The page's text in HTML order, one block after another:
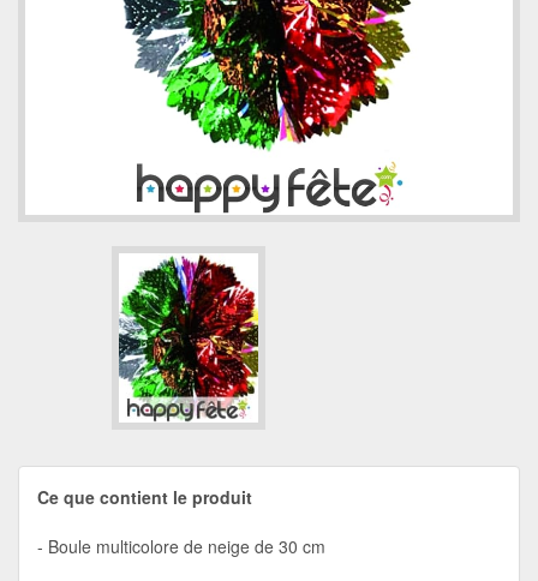
Ce que contient le produit
Boule multicolore de neige de 30 cm